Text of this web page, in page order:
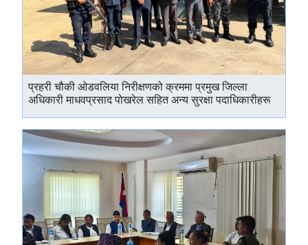
प्रहरी चौकी ओडवलिया निरीक्षणको क्रममा प्रमुख जिल्ला
अधिकारी माधवप्रसाद पोखरेल सहित अन्य सुरक्षा पदाधिकारीहरू